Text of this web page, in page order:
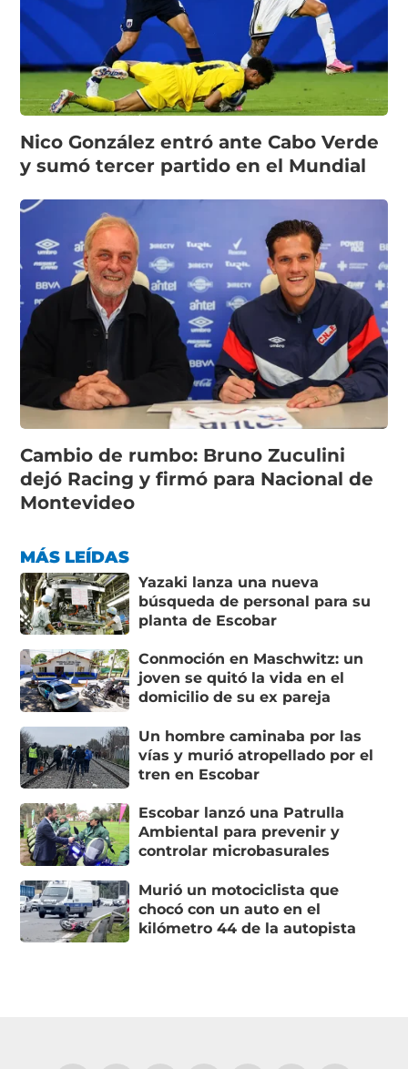
Nico González entró ante Cabo Verde
y sumó tercer partido en el Mundial
Cambio de rumbo: Bruno Zuculini
dejó Racing y firmó para Nacional de
Montevideo
MÁS LEÍDAS
Yazaki lanza una nueva
búsqueda de personal para su
planta de Escobar
Conmoción en Maschwitz: un
joven se quitó la vida en el
domicilio de su ex pareja
Un hombre caminaba por las
vías y murió atropellado por el
tren en Escobar
Escobar lanzó una Patrulla
Ambiental para prevenir y
controlar microbasurales
Murió un motociclista que
chocó con un auto en el
kilómetro 44 de la autopista